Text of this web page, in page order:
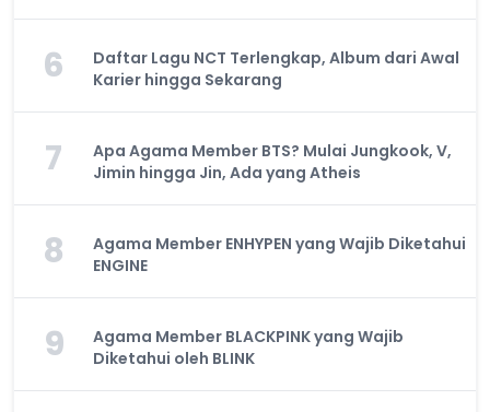
6
Daftar Lagu NCT Terlengkap, Album dari Awal
Karier hingga Sekarang
7
Apa Agama Member BTS? Mulai Jungkook, V,
Jimin hingga Jin, Ada yang Atheis
8
Agama Member ENHYPEN yang Wajib Diketahui
ENGINE
9
Agama Member BLACKPINK yang Wajib
Diketahui oleh BLINK